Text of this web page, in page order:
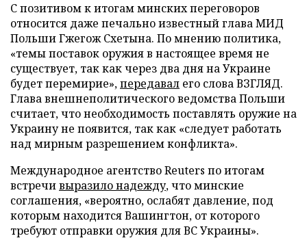
С позитивом к итогам минских переговоров
относится даже печально известный глава МИД
Польши Гжегож Схетына. По мнению политика,
«темы поставок оружия в настоящее время не
существует, так как через два дня на Украине
будет перемирие»,передавал его слова ВЗГЛЯД.
Глава внешнеполитического ведомства Польши
считает, что необходимость поставлять оружие на
Украину не появится, так как «следует работать
над мирным разрешением конфликта».
Международное агентство Reuters по итогам
встречивыразило надежду, что минские
соглашения, «вероятно, ослабят давление, под
которым находится Вашингтон, от которого
требуют отправки оружия для ВС Украины».